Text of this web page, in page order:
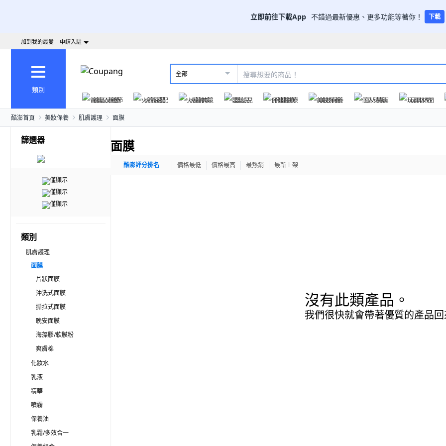
立即前往下載App 不錯過最新優惠、更多功能等著你！ 下載
加到我的最愛 申請入駐
類別
全部
爸氣父親節 火箭速配 火箭跨境 嬰幼兒 保健醫療 美妝保養 個人清潔 玩具休閒
酷澎首頁 美妝保養 肌膚護理 面膜
篩選器
僅顯示
僅顯示
僅顯示
類別
肌膚護理
面膜
片狀面膜
沖洗式面膜
撕拉式面膜
晚安面膜
海藻膠/軟膜粉
爽膚棉
化妝水
乳液
精華
噴霧
保養油
乳霜/多效合一
面膜
酷澎評分排名 價格最低 價格最高 最熱銷 最新上架
沒有此類產品。
我們很快就會帶著優質的產品